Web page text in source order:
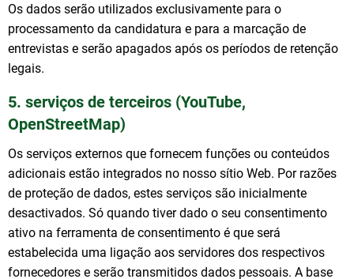
Os dados serão utilizados exclusivamente para o
processamento da candidatura e para a marcação de
entrevistas e serão apagados após os períodos de retenção
legais.
5. serviços de terceiros (YouTube,
OpenStreetMap)
Os serviços externos que fornecem funções ou conteúdos
adicionais estão integrados no nosso sítio Web. Por razões
de proteção de dados, estes serviços são inicialmente
desactivados. Só quando tiver dado o seu consentimento
ativo na ferramenta de consentimento é que será
estabelecida uma ligação aos servidores dos respectivos
fornecedores e serão transmitidos dados pessoais. A base